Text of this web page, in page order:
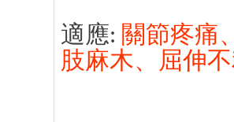
適應: 關節疼痛
肢麻木、屈伸